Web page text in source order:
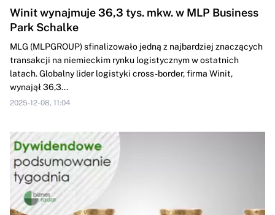
Winit wynajmuje 36,3 tys. mkw. w MLP Business
Park Schalke
MLG (MLPGROUP) sfinalizowało jedną z najbardziej znaczących
transakcji na niemieckim rynku logistycznym w ostatnich
latach. Globalny lider logistyki cross-border, firma Winit,
wynajął 36,3...
2025-12-08, 11:04